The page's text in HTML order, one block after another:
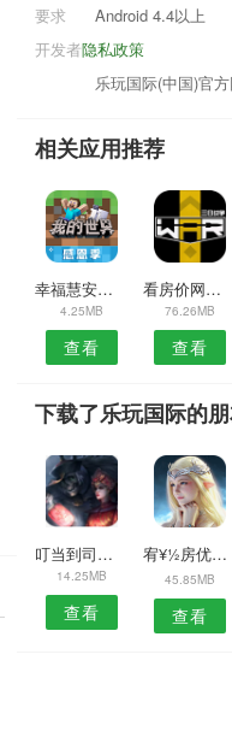
要求
Android 4.4以上
隐私政策
开发者
乐玩国际(中国)官
相关应用推荐
幸福慧安卓版
4.25MB
查看
看房价网安卓版
76.26MB
查看
下载了乐玩国际的
叮当到司机APP
14.25MB
查看
宥¥½房优选安卓版
45.85MB
查看